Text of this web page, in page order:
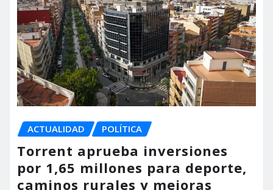
ACTUALIDAD POLÍTICA
Torrent aprueba inversiones
por 1,65 millones para deporte,
caminos rurales y mejoras